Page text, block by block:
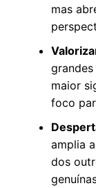
mas
maior
foco
amplia
dos